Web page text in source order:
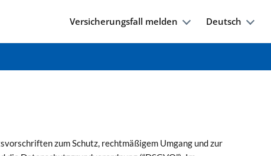
Versicherungsfall melden Deutsch
zum Schutz, rechtmäßigem Umgang und zur